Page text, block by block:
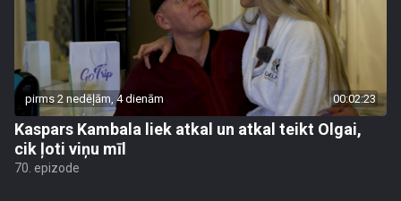
pirms 2 nedēļām, 4 dienām 00:02:23
Kaspars Kambala liek atkal un atkal teikt Olgai,
cik ļoti viņu mīl
70. epizode